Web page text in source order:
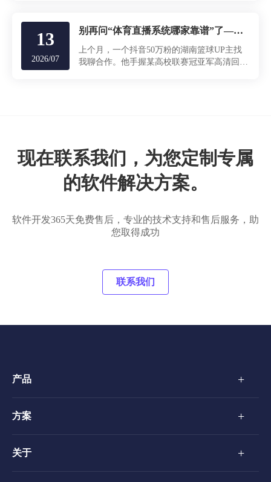
13
2026/07
别再问“体育直播系统哪家靠谱”了——一个湖南篮球UP主用它三天上线、七天回本的真实账本
上个月，一个抖音50万粉的湖南篮球UP主找
我聊合作。他手握某高校联赛冠亚军高清回
现在联系我们，为您定制专属
的软件解决方案。
软件开发365天免费售后，专业的技术支持和售后服务，助
您取得成功
联系我们
产品 +
方案 +
关于 +